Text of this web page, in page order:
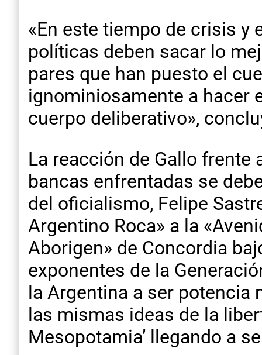
«En este tiempo de crisis y
políticas deben sacar lo
pares que han puesto el
ignominiosamente a hacer
cuerpo deliberativo»,
La reacción de Gallo
bancas enfrentadas se
del oficialismo, Felipe
Argentino Roca» a la
Aborigen» de Concordia
exponentes de la
la Argentina a ser potencia
las mismas ideas de la
Mesopotamia’ llegando a